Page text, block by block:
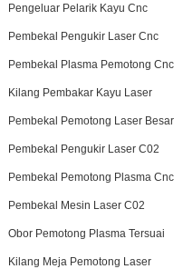
Pengeluar Pelarik Kayu Cnc
Pembekal Pengukir Laser Cnc
Pembekal Plasma Pemotong Cnc
Kilang Pembakar Kayu Laser
Pembekal Pemotong Laser Besar
Pembekal Pengukir Laser C02
Pembekal Pemotong Plasma Cnc
Pembekal Mesin Laser C02
Obor Pemotong Plasma Tersuai
Kilang Meja Pemotong Laser